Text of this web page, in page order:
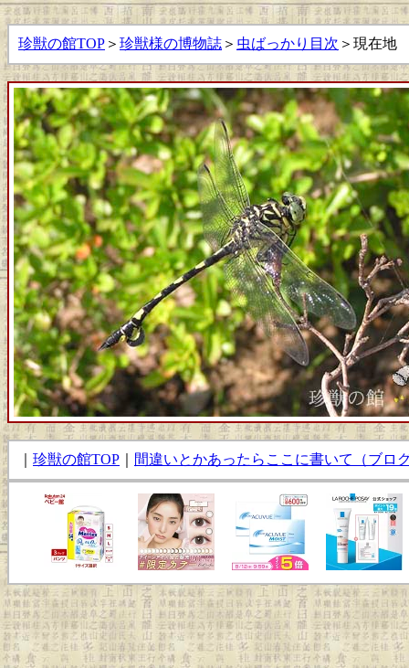
珍獣の館TOP ＞ 珍獣様の博物誌 ＞ 虫ばっかり目次 ＞現在地
珍獣の館TOP 間違いとかあったらここに書いて（ブロ